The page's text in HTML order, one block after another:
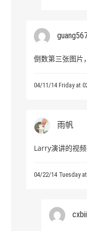
倒数第三张图片
04/11/14 Friday at
雨帆
Larry演讲的视
04/22/14 Tuesday
cxbii